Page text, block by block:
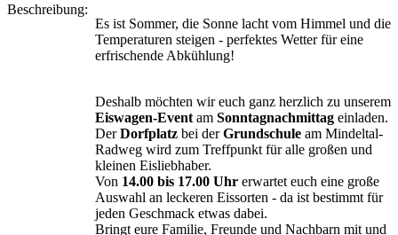
Beschreibung:
Es ist Sommer, die Sonne lacht vom Himmel und die
Temperaturen steigen - perfektes Wetter für eine
erfrischende Abkühlung!
Deshalb möchten wir euch ganz herzlich zu unserem
Eiswagen-Event am Sonntagnachmittag einladen.
DerDorfplatz bei derGrundschule am Mindeltal-
Radweg wird zum Treffpunkt für alle großen und
kleinen Eisliebhaber.
Von 14.00 bis 17.00 Uhr erwartet euch eine große
Auswahl an leckeren Eissorten - da ist bestimmt für
jeden Geschmack etwas dabei.
Bringt eure Familie, Freunde und Nachbarn mit und